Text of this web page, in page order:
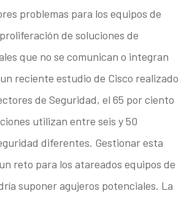
problemas para los equipos de
de soluciones de
que no se comunican o integran
reciente estudio de Cisco realizado
de Seguridad, el 65 por ciento
utilizan entre seis y 50
diferentes. Gestionar esta
reto para los atareados equipos de
suponer agujeros potenciales. La